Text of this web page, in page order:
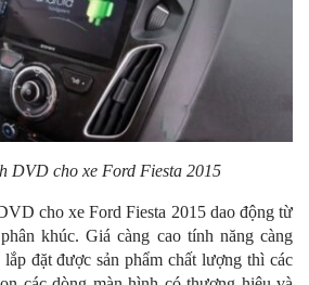
DVD cho xe Ford Fiesta 2015
cho xe Ford Fiesta 2015 dao động từ
khúc. Giá càng cao tính năng càng
đặt được sản phẩm chất lượng thì các